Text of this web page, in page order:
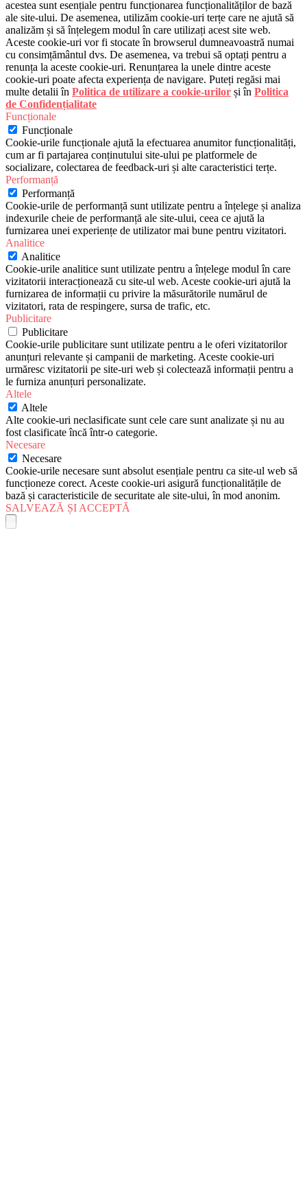
acestea sunt esențiale pentru funcționarea funcționalităților de bază
ale site-ului. De asemenea, utilizăm cookie-uri terțe care ne ajută să
analizăm și să înțelegem modul în care utilizați acest site web.
Aceste cookie-uri vor fi stocate în browserul dumneavoastră numai
cu consimțământul dvs. De asemenea, va trebui să optați pentru a
renunța la aceste cookie-uri. Renunțarea la unele dintre aceste
cookie-uri poate afecta experiența de navigare. Puteți regăsi mai
multe detalii în Politica de utilizare a cookie-urilor și în Politica
de Confidențialitate
Funcționale
Funcționale
Cookie-urile funcționale ajută la efectuarea anumitor funcționalități,
cum ar fi partajarea conținutului site-ului pe platformele de
socializare, colectarea de feedback-uri și alte caracteristici terțe.
Performanță
Performanță
Cookie-urile de performanță sunt utilizate pentru a înțelege și analiza
indexurile cheie de performanță ale site-ului, ceea ce ajută la
furnizarea unei experiențe de utilizator mai bune pentru vizitatori.
Analitice
Analitice
Cookie-urile analitice sunt utilizate pentru a înțelege modul în care
vizitatorii interacționează cu site-ul web. Aceste cookie-uri ajută la
furnizarea de informații cu privire la măsurătorile numărul de
vizitatori, rata de respingere, sursa de trafic, etc.
Publicitare
Publicitare
Cookie-urile publicitare sunt utilizate pentru a le oferi vizitatorilor
anunțuri relevante și campanii de marketing. Aceste cookie-uri
urmăresc vizitatorii pe site-uri web și colectează informații pentru a
le furniza anunțuri personalizate.
Altele
Altele
Alte cookie-uri neclasificate sunt cele care sunt analizate și nu au
fost clasificate încă într-o categorie.
Necesare
Necesare
Cookie-urile necesare sunt absolut esențiale pentru ca site-ul web să
funcționeze corect. Aceste cookie-uri asigură funcționalitățile de
bază și caracteristicile de securitate ale site-ului, în mod anonim.
SALVEAZĂ ȘI ACCEPTĂ